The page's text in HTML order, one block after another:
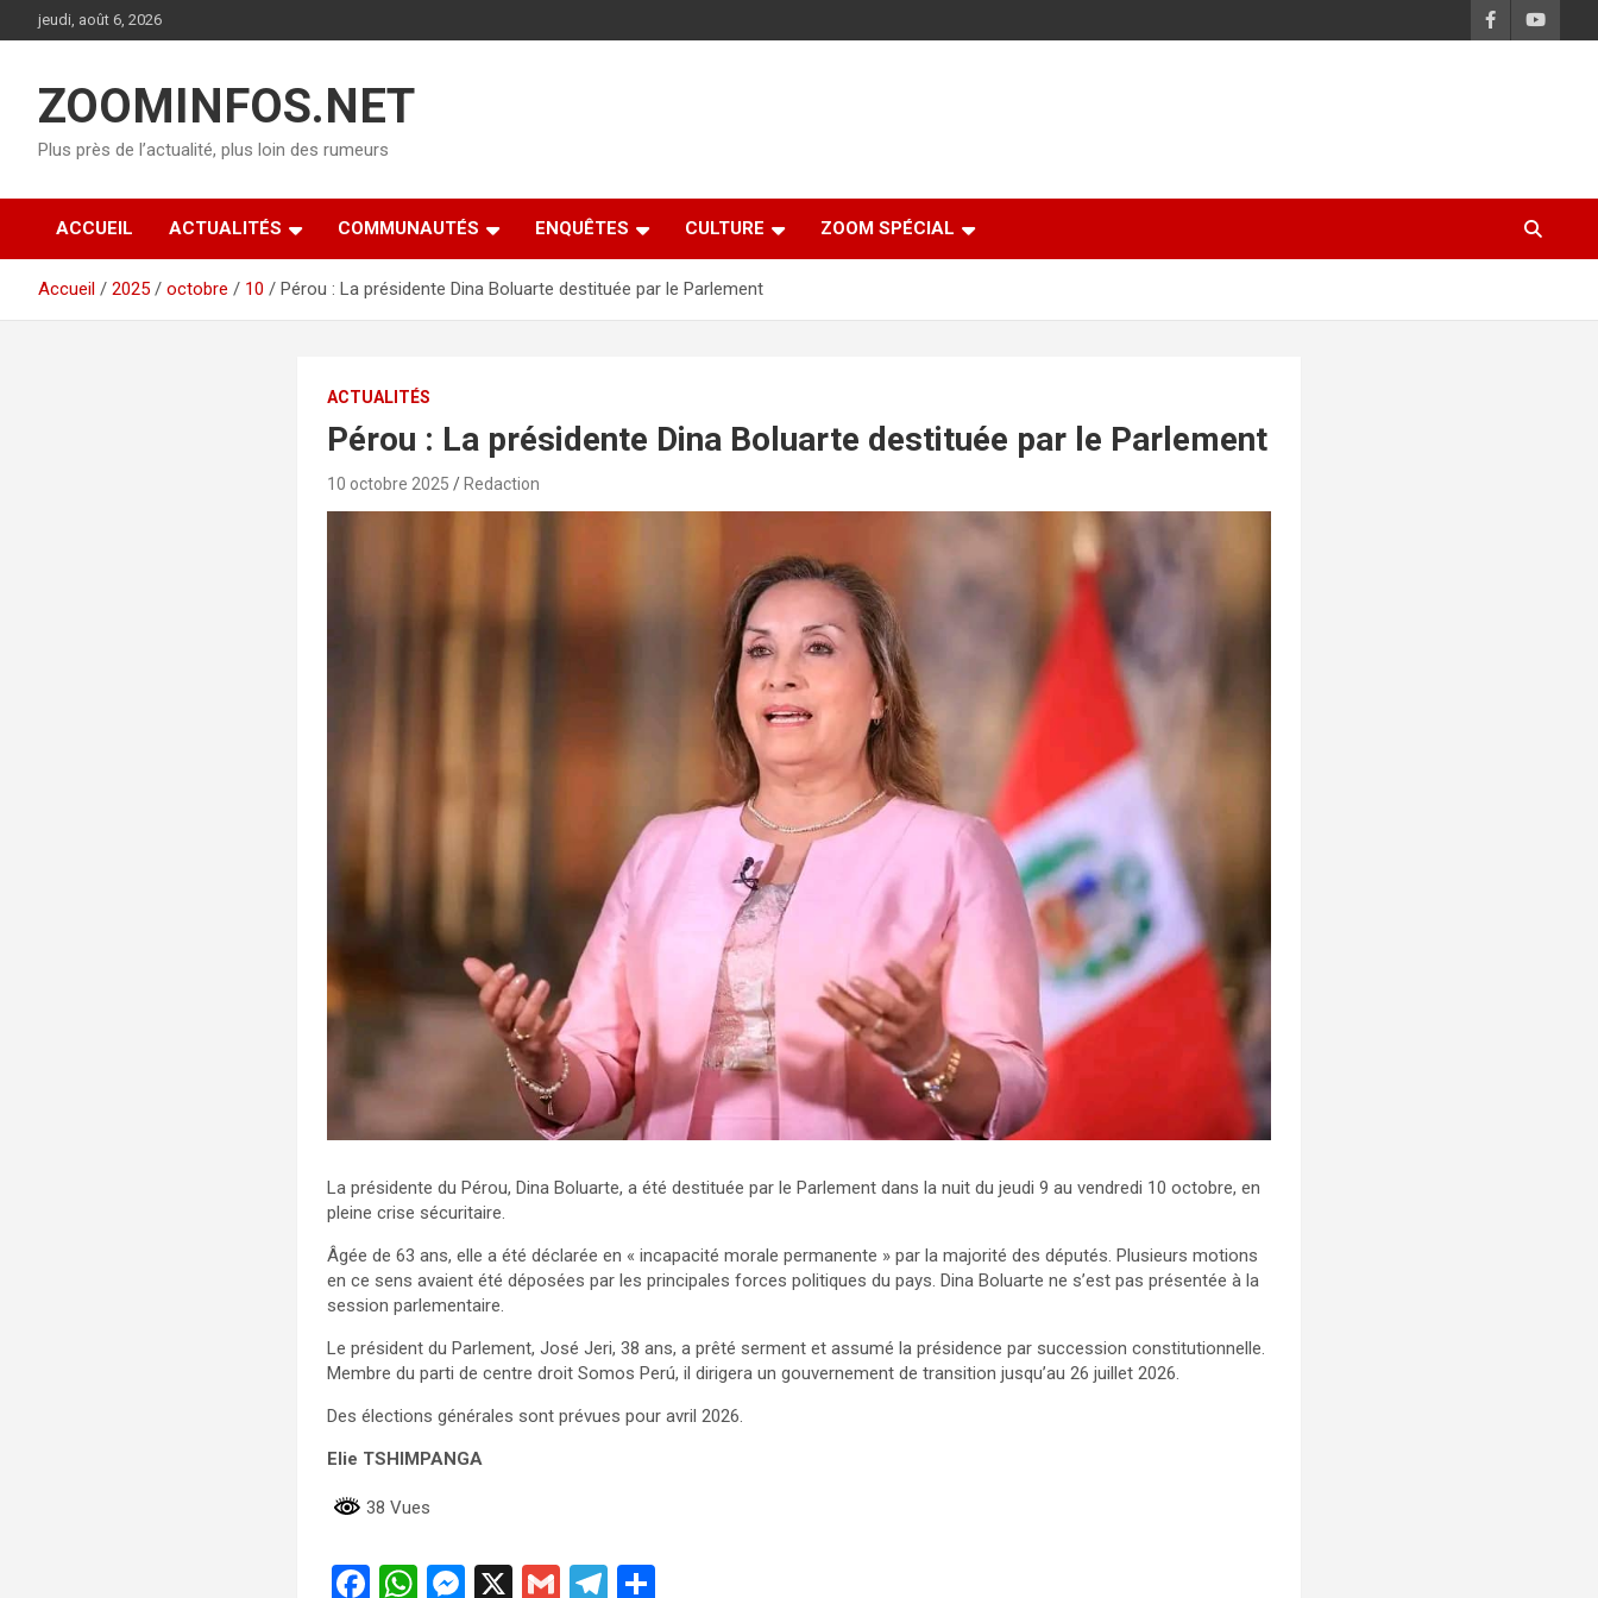
au
jeudi, août 6, 2026
ZOOMINFOS.NET
Plus près de l’actualité, plus loin des rumeurs
ACCUEIL ACTUALITÉS COMMUNAUTÉS ENQUÊTES CULTURE ZOOM SPÉCIAL
Accueil 2025 octobre 10 Pérou : La présidente Dina Boluarte destituée par le Parlement
ACTUALITÉS
Pérou : La présidente Dina Boluarte destituée par le Parlement
10 octobre 2025 Redaction
La présidente du Pérou, Dina Boluarte, a été destituée par le Parlement dans la nuit du jeudi 9 au vendredi 10 octobre, en
pleine crise sécuritaire.
Âgée de 63 ans, elle a été déclarée en « incapacité morale permanente » par la majorité des députés. Plusieurs motions
en ce sens avaient été déposées par les principales forces politiques du pays. Dina Boluarte ne s’est pas présentée à la
session parlementaire.
Le président du Parlement, José Jeri, 38 ans, a prêté serment et assumé la présidence par succession constitutionnelle.
Membre du parti de centre droit Somos Perú, il dirigera un gouvernement de transition jusqu’au 26 juillet 2026.
Des élections générales sont prévues pour avril 2026.
Elie TSHIMPANGA
38 Vues
F
W M X
G
T